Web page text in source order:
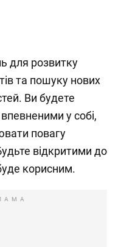
для розвитку
та пошуку нових
Ви будете
у собі,
повагу
відкритими до
корисним.